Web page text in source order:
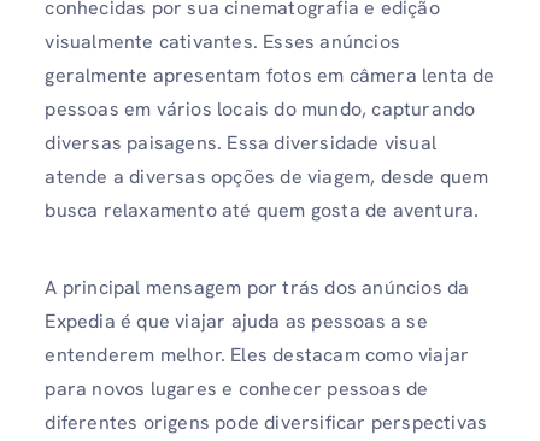
conhecidas por sua cinematografia e edição
visualmente cativantes. Esses anúncios
geralmente apresentam fotos em câmera lenta de
pessoas em vários locais do mundo, capturando
diversas paisagens. Essa diversidade visual
atende a diversas opções de viagem, desde quem
busca relaxamento até quem gosta de aventura.
A principal mensagem por trás dos anúncios da
Expedia é que viajar ajuda as pessoas a se
entenderem melhor. Eles destacam como viajar
para novos lugares e conhecer pessoas de
diferentes origens pode diversificar perspectivas